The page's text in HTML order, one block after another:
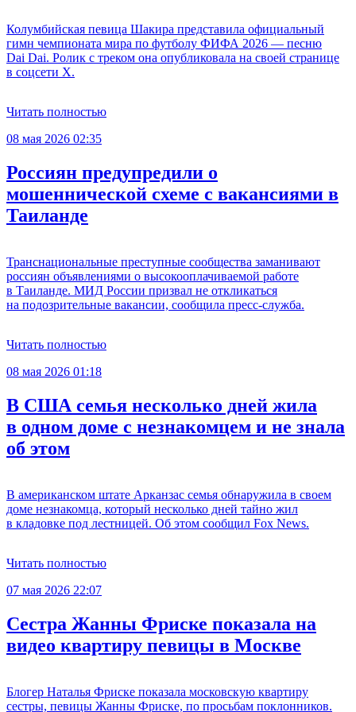
Колумбийская певица Шакира представила официальный
гимн чемпионата мира по футболу ФИФА 2026 — песню
Dai Dai. Ролик с треком она опубликовала на своей странице
в соцсети X.
Читать полностью
08 мая 2026 02:35
Россиян предупредили о
мошеннической схеме с вакансиями в
Таиланде
Транснациональные преступные сообщества заманивают
россиян объявлениями о высокооплачиваемой работе
в Таиланде. МИД России призвал не откликаться
на подозрительные вакансии, сообщила пресс-служба.
Читать полностью
08 мая 2026 01:18
В США семья несколько дней жила
в одном доме с незнакомцем и не знала
об этом
В американском штате Арканзас семья обнаружила в своем
доме незнакомца, который несколько дней тайно жил
в кладовке под лестницей. Об этом сообщил Fox News.
Читать полностью
07 мая 2026 22:07
Сестра Жанны Фриске показала на
видео квартиру певицы в Москве
Блогер Наталья Фриске показала московскую квартиру
сестры, певицы Жанны Фриске, по просьбам поклонников.